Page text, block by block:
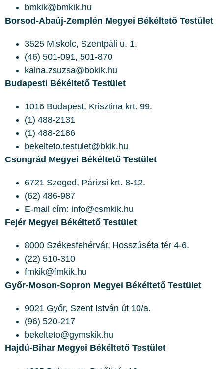
bmkik@bmkik.hu
Borsod-Abaúj-Zemplén Megyei Békéltető Testület
3525 Miskolc, Szentpáli u. 1.
(46) 501-091, 501-870
kalna.zsuzsa@bokik.hu
Budapesti Békéltető Testület
1016 Budapest, Krisztina krt. 99.
(1) 488-2131
(1) 488-2186
bekelteto.testulet@bkik.hu
Csongrád Megyei Békéltető Testület
6721 Szeged, Párizsi krt. 8-12.
(62) 486-987
E-mail cím: info@csmkik.hu
Fejér Megyei Békéltető Testület
8000 Székesfehérvár, Hosszúséta tér 4-6.
(22) 510-310
fmkik@fmkik.hu
Győr-Moson-Sopron Megyei Békéltető Testület
9021 Győr, Szent István út 10/a.
(96) 520-217
bekelteto@gymskik.hu
Hajdú-Bihar Megyei Békéltető Testület